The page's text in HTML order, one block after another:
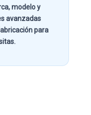
modelo y
avanzadas
para